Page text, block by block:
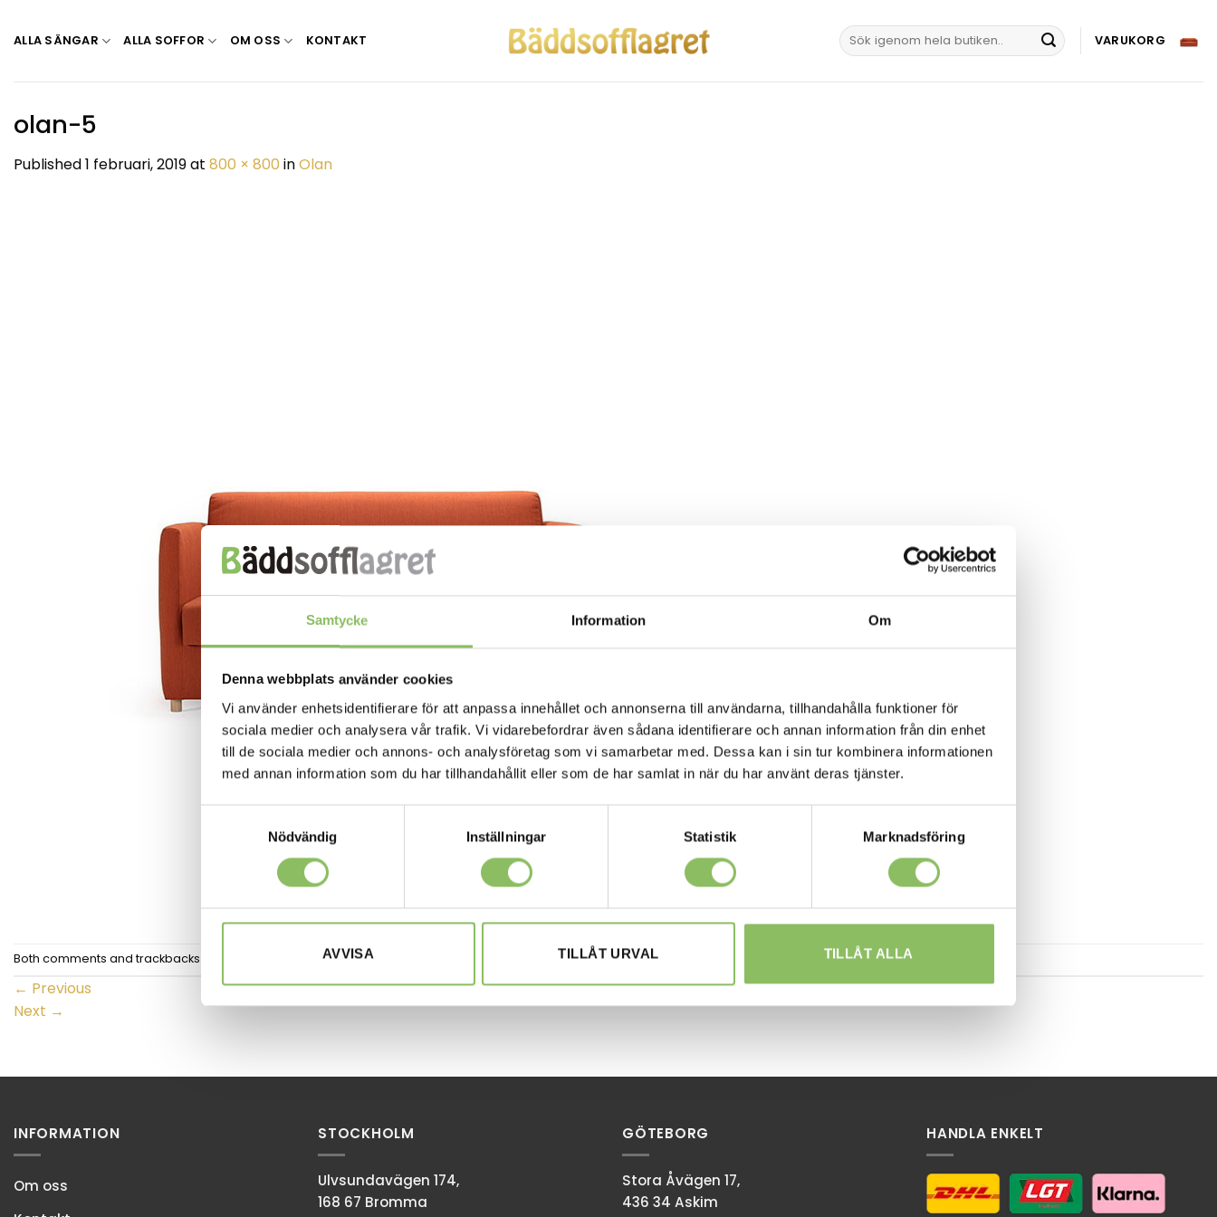
Samtycke Information Om
Denna webbplats använder cookies
Vi använder enhetsidentifierare för att anpassa innehållet och annonserna till användarna, tillhandahålla funktioner för
sociala medier och analysera vår trafik. Vi vidarebefordrar även sådana identifierare och annan information från din enhet
till de sociala medier och annons- och analysföretag som vi samarbetar med. Dessa kan i sin tur kombinera informationen
med annan information som du har tillhandahållit eller som de har samlat in när du har använt deras tjänster.
Nödvändig
Inställningar Statistik Marknadsföring
AVVISA TILLÅT URVAL TILLÅT ALLA
ALLA SÄNGAR ALLA SOFFOR OM OSS KONTAKT
Sök
efter:
VARUKORG
olan-5
Published1 februari, 2019at 800 × 800 inOlan
Both comments and trackbacks are currently closed.
← Previous
Next →
INFORMATION
Om oss
STOCKHOLM
Ulvsundavägen 174,
168 67 Bromma
GÖTEBORG
Stora Åvägen 17,
436 34 Askim
HANDLA ENKELT